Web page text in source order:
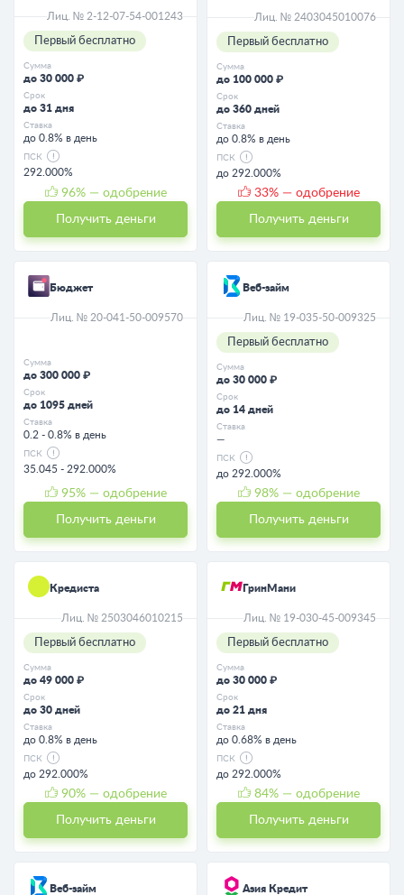
Лиц. № 2-12-07-54-001243
Первый бесплатно
Сумма
до 30 000 ₽
Срок
до 31 дня
Ставка
до 0.8% в день
ПСК
292.000%
96% — одобрение
Получить деньги
Лиц. № 2403045010076
Первый бесплатно
Сумма
до 100 000 ₽
Срок
до 360 дней
Ставка
до 0.8% в день
ПСК
до 292.000%
33% — одобрение
Получить деньги
Бюджет
Лиц. № 20-041-50-009570
Сумма
до 300 000 ₽
Срок
до 1095 дней
Ставка
0.2 - 0.8% в день
ПСК
35.045 - 292.000%
95% — одобрение
Получить деньги
Веб-займ
Лиц. № 19-035-50-009325
Первый бесплатно
Сумма
до 30 000 ₽
Срок
до 14 дней
Ставка
—
ПСК
до 292.000%
98% — одобрение
Получить деньги
Кредиста
Лиц. № 2503046010215
Первый бесплатно
Сумма
до 49 000 ₽
Срок
до 30 дней
Ставка
до 0.8% в день
ПСК
до 292.000%
90% — одобрение
Получить деньги
ГринМани
Лиц. № 19-030-45-009345
Первый бесплатно
Сумма
до 30 000 ₽
Срок
до 21 дня
Ставка
до 0.68% в день
ПСК
до 292.000%
84% — одобрение
Получить деньги
Веб-займ Азия Кредит